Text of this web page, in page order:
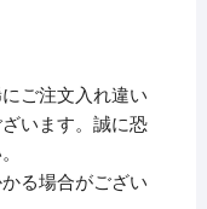
ご注文入れ違い
います。誠に恐
る場合がござい